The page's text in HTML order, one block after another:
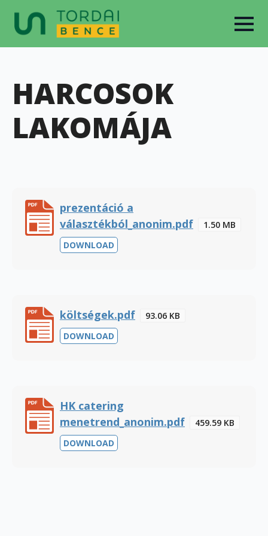
HARCOSOK
LAKOMÁJA
prezentáció a
választékból_anonim.pdf
1.50 MB
DOWNLOAD
költségek.pdf
93.06 KB
DOWNLOAD
HK catering
menetrend_anonim.pdf
459.59 KB
DOWNLOAD